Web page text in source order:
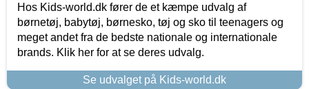
Hos Kids-world.dk fører de et kæmpe udvalg af
børnetøj, babytøj, børnesko, tøj og sko til teenagers og
meget andet fra de bedste nationale og internationale
brands. Klik her for at se deres udvalg.
Se udvalget på Kids-world.dk